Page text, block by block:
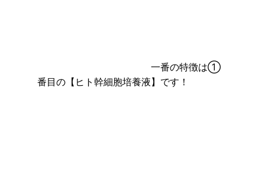
一番の特徴は①
番目の【ヒト幹細胞培養液】です！